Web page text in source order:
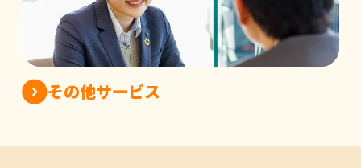
その他サービス